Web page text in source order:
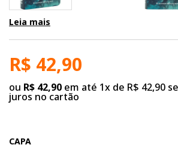
Leia mais
R$ 42,90
ou R$ 42,90 em até 1x de R$ 42,90
juros no cartão
CAPA